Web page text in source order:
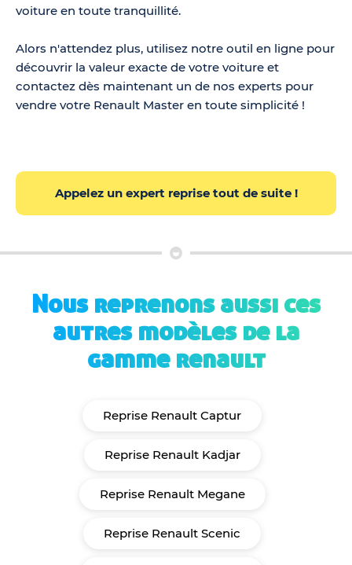
voiture en toute tranquillité.
Alors n'attendez plus, utilisez notre outil en ligne pour
découvrir la valeur exacte de votre voiture et
contactez dès maintenant un de nos experts pour
vendre votre Renault Master en toute simplicité !
Appelez un expert reprise tout de suite !
Nous reprenons aussi ces
autres modèles de la
gamme renault
Reprise Renault Captur
Reprise Renault Kadjar
Reprise Renault Megane
Reprise Renault Scenic